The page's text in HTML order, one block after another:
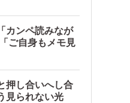
カンペ読みなが
ご自身もメモ見
押し合いへし合
見られない光